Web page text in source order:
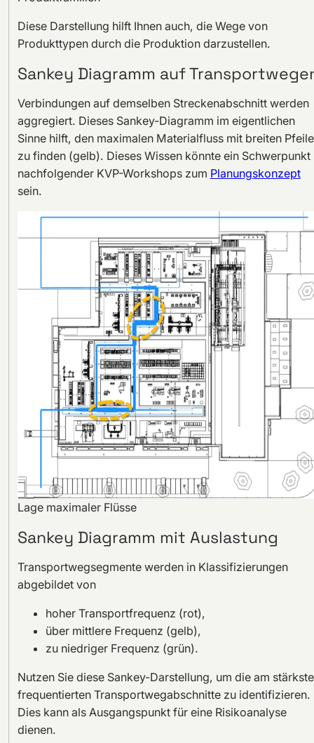
Diese Darstellung hilft Ihnen auch, die Wege von
Produkttypen durch die Produktion darzustellen.
Sankey Diagramm auf
Verbindungen auf demselben Streckenabschnitt werden
aggregiert. Dieses Sankey-Diagramm im eigentlichen
Sinne hilft, den maximalen Materialfluss mit breiten
zu finden (gelb). Dieses Wissen könnte ein Schwerpunkt
nachfolgender KVP-Workshops zum Planungskonzept
sein.
Lage maximaler Flüsse
Sankey Diagramm mit Auslastung
Transportwegsegmente werden in Klassifizierungen
abgebildet von
hoher Transportfrequenz (rot),
über mittlere Frequenz (gelb),
zu niedriger Frequenz (grün).
Nutzen Sie diese Sankey-Darstellung, um die am
frequentierten Transportwegabschnitte zu identifizieren.
Dies kann als Ausgangspunkt für eine Risikoanalyse
dienen.